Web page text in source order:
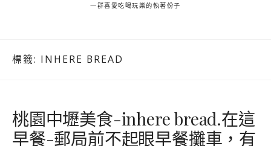
一群喜愛吃喝玩樂的執著份子
標籤: INHERE BREAD
桃園中壢美食-inhere bread.在這
早餐-郵局前不起眼早餐攤車，有